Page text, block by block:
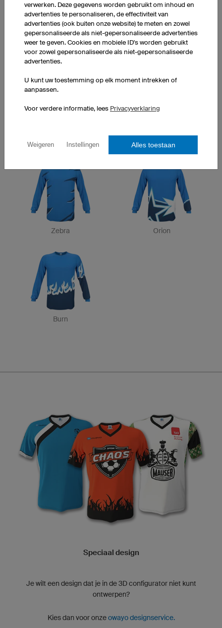
San Siro Captain
Victory Final
Zebra Orion
Burn
Speciaal design
Je wilt een design dat je in de 3D configurator niet kunt
ontwerpen?
Kies dan voor onzeowayo designservice.
verwerken. Deze gegevens worden gebruikt om inhoud en
advertenties te personaliseren, de effectiviteit van
advertenties (ook buiten onze website) te meten en zowel
gepersonaliseerde als niet-gepersonaliseerde advertenties
weer te geven. Cookies en mobiele ID's worden gebruikt
voor zowel gepersonaliseerde als niet-gepersonaliseerde
advertenties.
U kunt uw toestemming op elk moment intrekken of
aanpassen.
Voor verdere informatie, lees Privacyverklaring
Weigeren Instellingen Alles toestaan